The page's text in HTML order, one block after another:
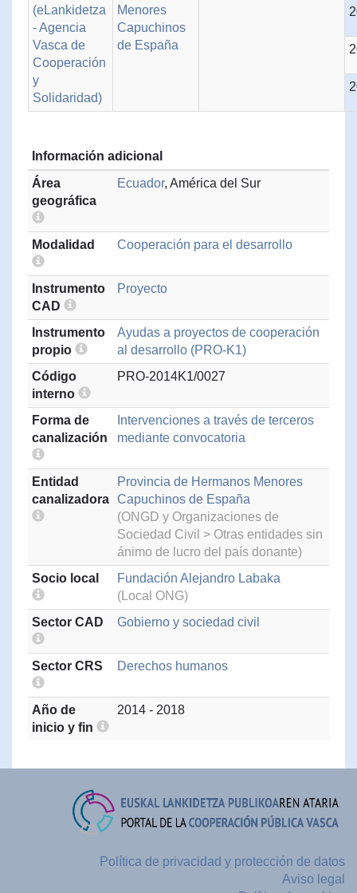
(eLankidetza
- Agencia
Vasca de
Cooperación
y
Solidaridad)
Menores
Capuchinos
de España
Información adicional
Área
geográfica
Ecuador, América del Sur
Modalidad Cooperación para el desarrollo
Instrumento
CAD
Proyecto
Instrumento
propio
Ayudas a proyectos de cooperación
al desarrollo (PRO-K1)
Código
interno
PRO-2014K1/0027
Forma de
canalización
Intervenciones a través de terceros
mediante convocatoria
Entidad
canalizadora
Provincia de Hermanos Menores
Capuchinos de España
(ONGD y Organizaciones de
Sociedad Civil > Otras entidades sin
ánimo de lucro del país donante)
Socio local
Fundación Alejandro Labaka
(Local ONG)
Sector CAD
Gobierno y sociedad civil
Sector CRS Derechos humanos
Año de
inicio y fin
2014 - 2018
Política de privacidad y protección de datos
Aviso legal